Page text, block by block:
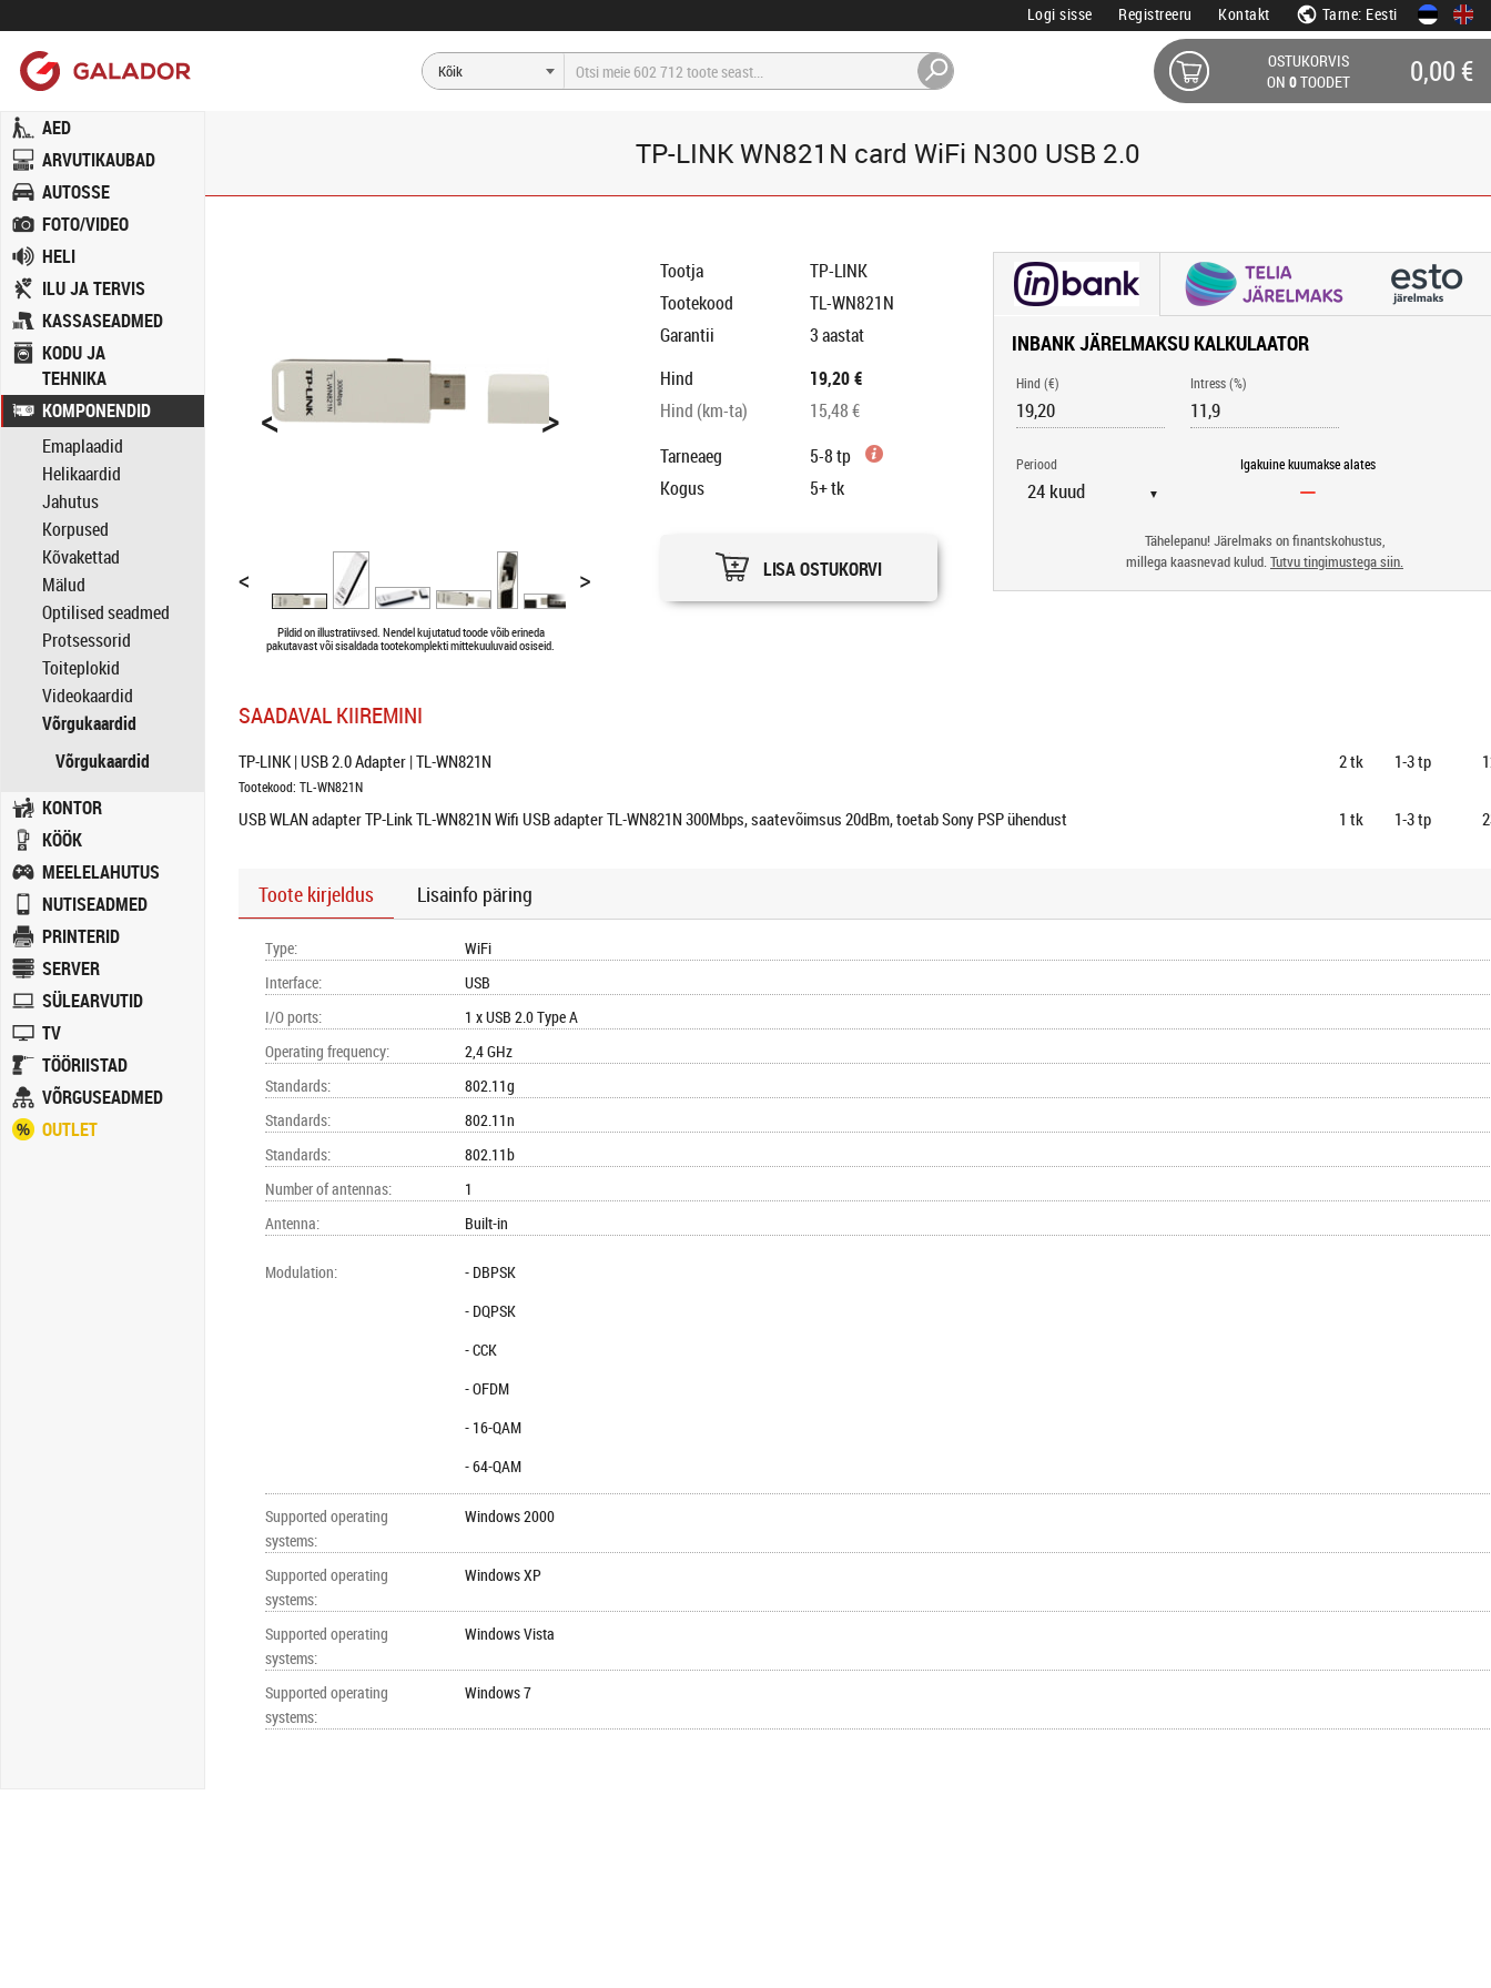
Logi sisse Registreeru Kontakt Tarne: Eesti
OSTUKORVIS
ON 0TOODET 0,00 €
AED
ARVUTIKAUBAD
AUTOSSE
FOTO/VIDEO
HELI
ILU JA TERVIS
KASSASEADMED
KODU JA
TEHNIKA
KOMPONENDID
Emaplaadid
Helikaardid
Jahutus
Korpused
Kõvakettad
Mälud
Optilised seadmed
Protsessorid
Toiteplokid
Videokaardid
Võrgukaardid
Võrgukaardid
KONTOR
KÖÖK
MEELELAHUTUS
NUTISEADMED
PRINTERID
SERVER
SÜLEARVUTID
TV
TÖÖRIISTAD
VÕRGUSEADMED
OUTLET
TP-LINK WN821N card WiFi N300 USB 2.0
< >
< >
Pildid on illustratiivsed. Nendel kujutatud toode võib erineda
pakutavast või sisaldada tootekomplekti mittekuuluvaid osiseid.
Tootja
TP-LINK
Tootekood
TL-WN821N
Garantii
3 aastat
Hind
19,20 €
Hind (km-ta)
15,48 €
Tarneaeg
5-8 tp
Kogus
5+tk
LISA OSTUKORVI
INBANK JÄRELMAKSU KALKULAATOR
Hind (€) Intress (%)
Periood
▼
Igakuine kuumakse alates
Tähelepanu! Järelmaks on finantskohustus,
millega kaasnevad kulud.Tutvu tingimustega siin.
SAADAVAL KIIREMINI
TP-LINK | USB 2.0 Adapter | TL-WN821N
Tootekood: TL-WN821N
2tk 1-3 tp
USB WLAN adapter TP-Link TL-WN821N Wifi USB adapter TL-WN821N 300Mbps, saatevõimsus 20dBm, toetab Sony PSP ühendust 1 tk 1-3 tp
Toote kirjeldus Lisainfo päring
Type:
WiFi
Interface:
USB
I/O ports:
1 x USB 2.0 Type A
Operating frequency:
2,4 GHz
Standards:
802.11g
Standards:
802.11n
Standards:
802.11b
Number of antennas:
1
Antenna: Built-in
Modulation:
- DBPSK
- DQPSK
- CCK
- OFDM
- 16-QAM
- 64-QAM
Supported operating
systems:
Windows 2000
Supported operating
systems:
Windows XP
Supported operating
systems:
Windows Vista
Supported operating
systems:
Windows 7